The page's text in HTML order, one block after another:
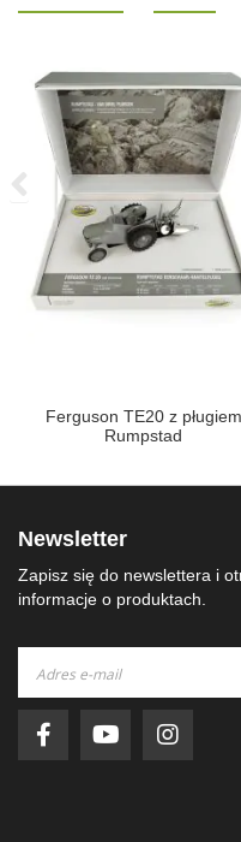
Ferguson TE20 z pługiem
Rumpstad
Newsletter
Zapisz się do newslettera i
informacje o produktach.
nasz
newsletter: